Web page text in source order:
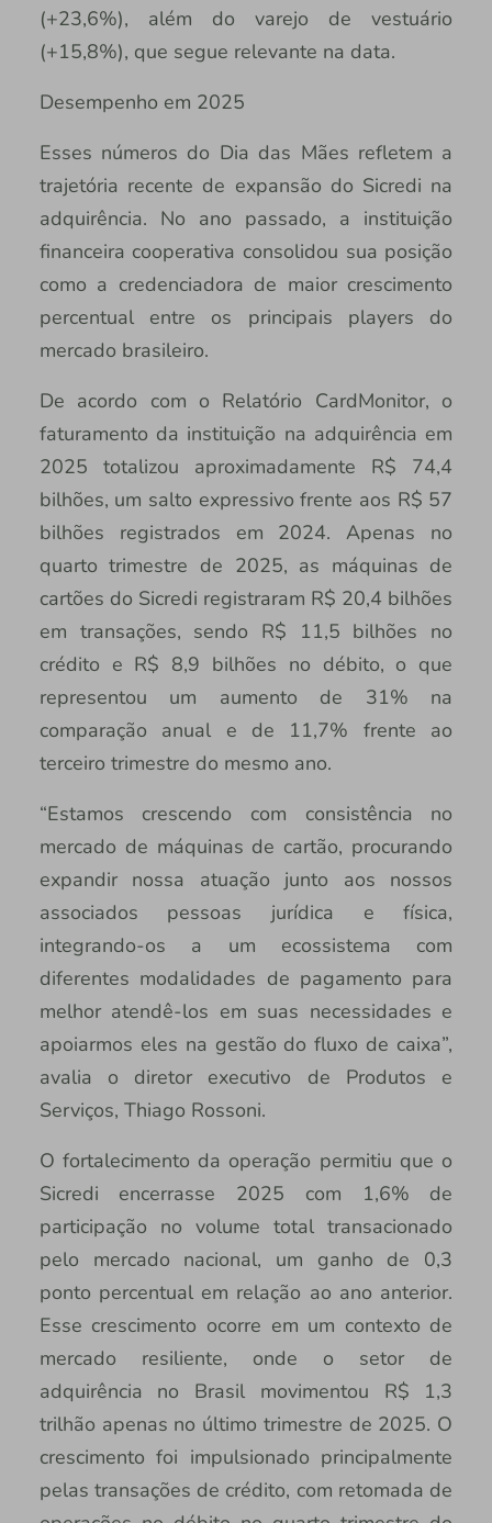
(+23,6%), além do varejo de vestuário
(+15,8%), que segue relevante na data.
Desempenho em 2025
Esses números do Dia das Mães refletem a
trajetória recente de expansão do Sicredi na
adquirência. No ano passado, a instituição
financeira cooperativa consolidou sua posição
como a credenciadora de maior crescimento
percentual entre os principais players do
mercado brasileiro.
De acordo com o Relatório CardMonitor, o
faturamento da instituição na adquirência em
2025 totalizou aproximadamente R$ 74,4
bilhões, um salto expressivo frente aos R$ 57
bilhões registrados em 2024. Apenas no
quarto trimestre de 2025, as máquinas de
cartões do Sicredi registraram R$ 20,4 bilhões
em transações, sendo R$ 11,5 bilhões no
crédito e R$ 8,9 bilhões no débito, o que
representou um aumento de 31% na
comparação anual e de 11,7% frente ao
terceiro trimestre do mesmo ano.
“Estamos crescendo com consistência no
mercado de máquinas de cartão, procurando
expandir nossa atuação junto aos nossos
associados pessoas jurídica e física,
integrando-os a um ecossistema com
diferentes modalidades de pagamento para
melhor atendê-los em suas necessidades e
apoiarmos eles na gestão do fluxo de caixa”,
avalia o diretor executivo de Produtos e
Serviços, Thiago Rossoni.
O fortalecimento da operação permitiu que o
Sicredi encerrasse 2025 com 1,6% de
participação no volume total transacionado
pelo mercado nacional, um ganho de 0,3
ponto percentual em relação ao ano anterior.
Esse crescimento ocorre em um contexto de
mercado resiliente, onde o setor de
adquirência no Brasil movimentou R$ 1,3
trilhão apenas no último trimestre de 2025. O
crescimento foi impulsionado principalmente
pelas transações de crédito, com retomada de